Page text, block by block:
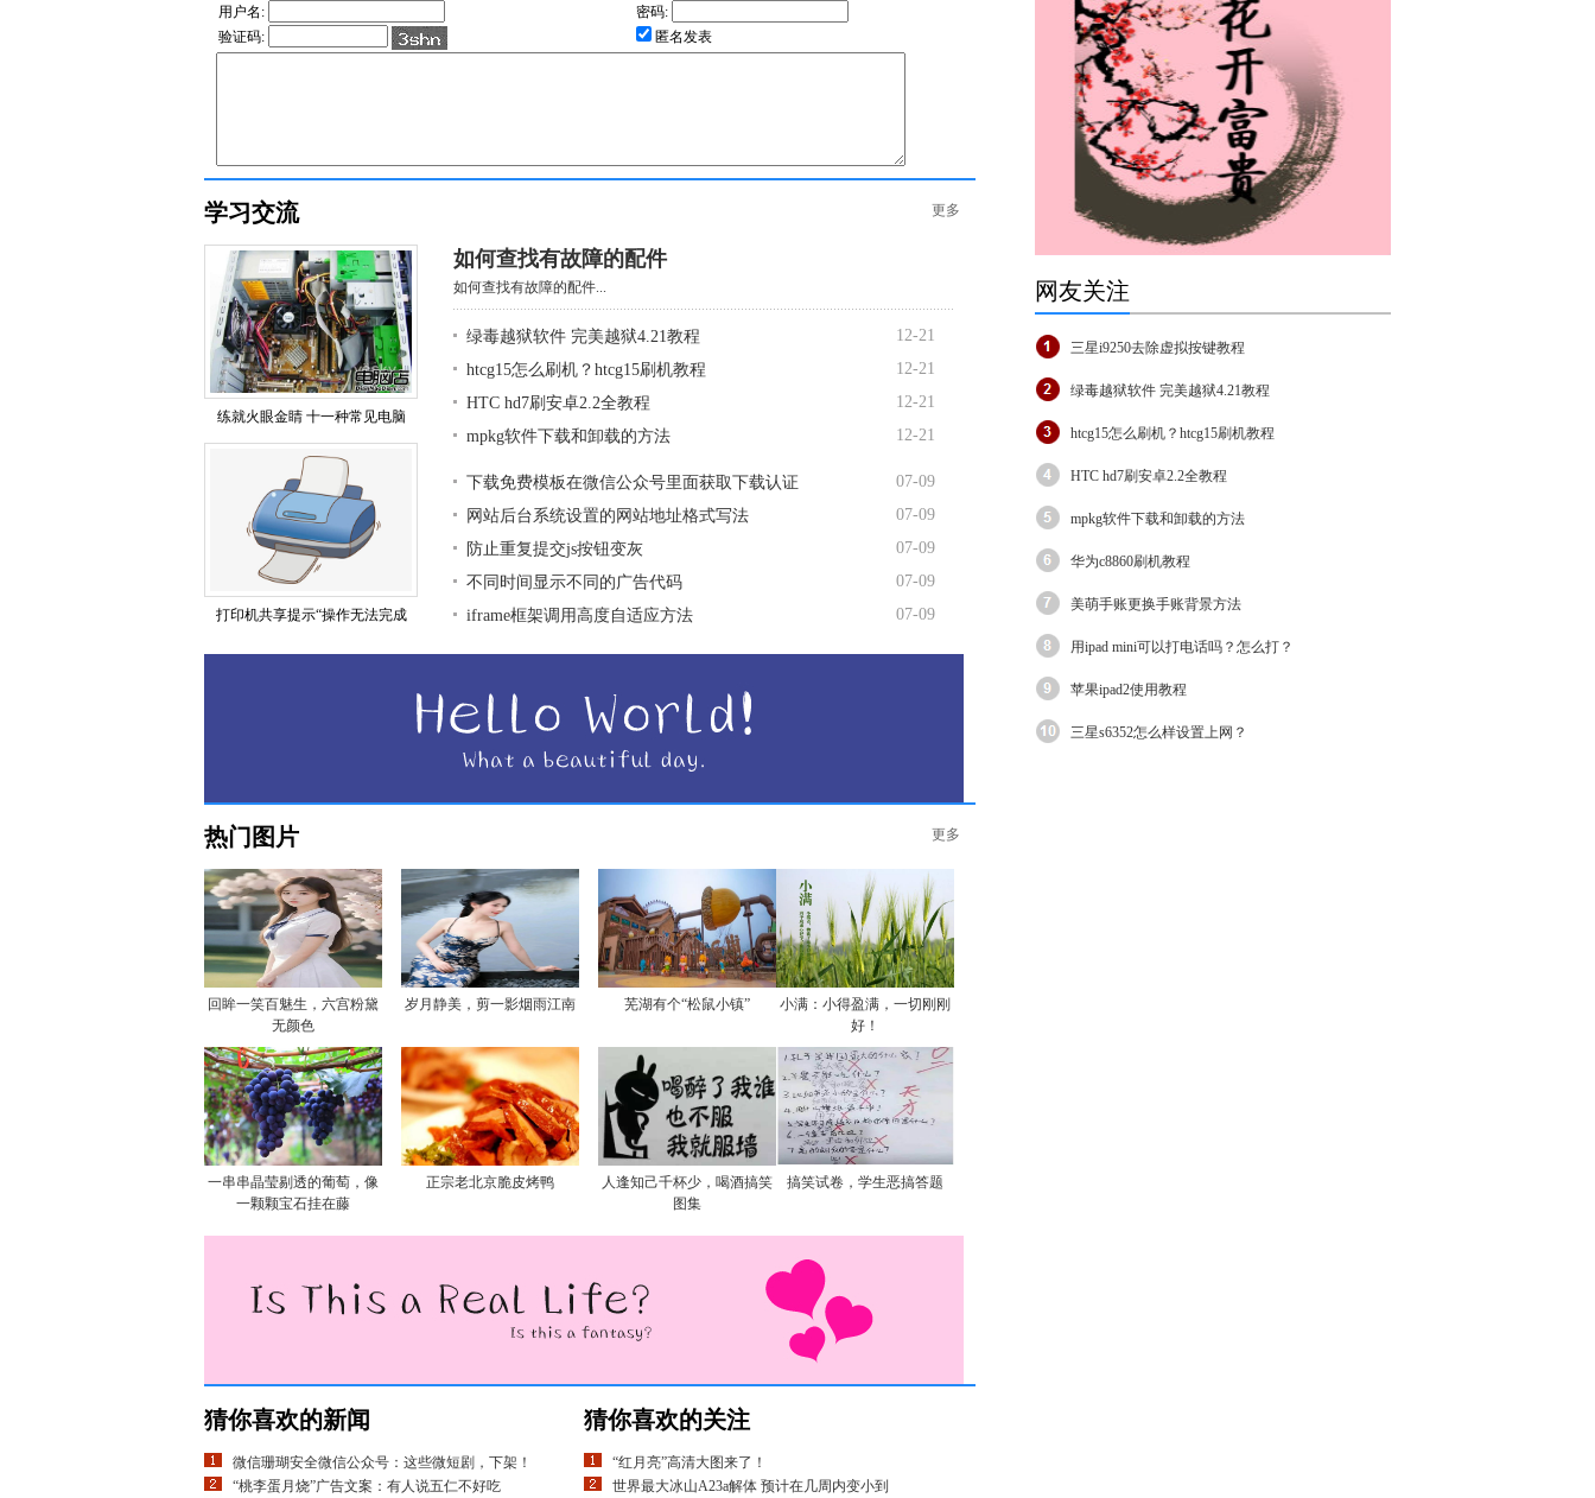
用户名:
密码:
验证码:
匿名发表
学习交流 更多
练就火眼金睛 十一种常见电脑
打印机共享提示“操作无法完成
如何查找有故障的配件
如何查找有故障的配件...
绿毒越狱软件 完美越狱4.21教程
12-21
htcg15怎么刷机？htcg15刷机教程
12-21
HTC hd7刷安卓2.2全教程
12-21
mpkg软件下载和卸载的方法
12-21
下载免费模板在微信公众号里面获取下载认证
07-09
网站后台系统设置的网站地址格式写法
07-09
防止重复提交js按钮变灰
07-09
不同时间显示不同的广告代码
07-09
iframe框架调用高度自适应方法
07-09
热门图片 更多
回眸一笑百魅生，六宫粉黛
无颜色
岁月静美，剪一影烟雨江南 芜湖有个“松鼠小镇”
小满：小得盈满，一切刚刚
好！
一串串晶莹剔透的葡萄，像
一颗颗宝石挂在藤
正宗老北京脆皮烤鸭
人逢知己千杯少，喝酒搞笑
图集
搞笑试卷，学生恶搞答题
猜你喜欢的新闻
微信珊瑚安全微信公众号：这些微短剧，下架！
“桃李蛋月烧”广告文案：有人说五仁不好吃
猜你喜欢的关注
“红月亮”高清大图来了！
世界最大冰山A23a解体 预计在几周内变小到
网友关注
三星i9250去除虚拟按键教程
绿毒越狱软件 完美越狱4.21教程
htcg15怎么刷机？htcg15刷机教程
HTC hd7刷安卓2.2全教程
mpkg软件下载和卸载的方法
华为c8860刷机教程
美萌手账更换手账背景方法
用ipad mini可以打电话吗？怎么打？
苹果ipad2使用教程
三星s6352怎么样设置上网？